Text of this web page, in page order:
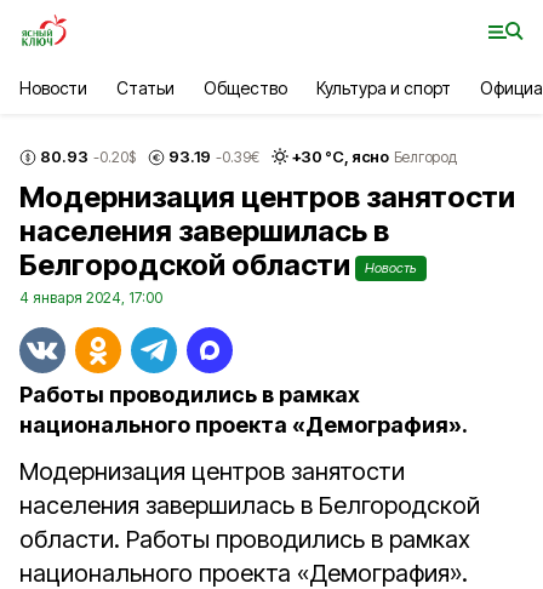
Новости Статьи Общество Культура и спорт
80.93 -0.20$ 93.19 -0.39€ +30 °С, ясно Белгород
Модернизация центров занятости
населения завершилась в
Белгородской области
Новость
4 января 2024, 17:00
Работы проводились в рамках
национального проекта «Демография».
Модернизация центров занятости
населения завершилась в Белгородской
области. Работы проводились в рамках
национального проекта «Демография».